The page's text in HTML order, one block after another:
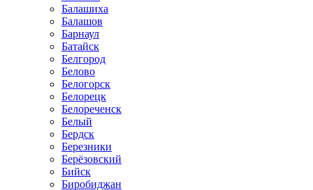
Балашиха
Балашов
Барнаул
Батайск
Белгород
Белово
Белогорск
Белорецк
Белореченск
Белый
Бердск
Березники
Берёзовский
Бийск
Биробиджан